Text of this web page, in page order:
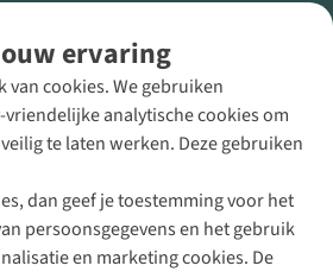
ervaring
van cookies. We gebruiken
analytische cookies om
te laten werken. Deze gebruiken
dan geef je toestemming voor het
persoonsgegevens en het gebruik
en marketing cookies. De
Buitenexpert